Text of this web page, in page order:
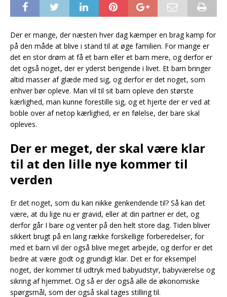
Der er mange, der næsten hver dag kæmper en brag kamp for
på den måde at blive i stand til at øge familien. For mange er
det en stor drøm at få et barn eller et barn mere, og derfor er
det også noget, der er yderst berigende i livet. Et barn bringer
altid masser af glæde med sig, og derfor er det noget, som
enhver bør opleve. Man vil til sit barn opleve den største
kærlighed, man kunne forestille sig, og et hjerte der er ved at
boble over af netop kærlighed, er en følelse, der bare skal
opleves.
Der er meget, der skal være klar
til at den lille nye kommer til
verden
Er det noget, som du kan nikke genkendende til? Så kan det
være, at du lige nu er gravid, eller at din partner er det, og
derfor går I bare og venter på den helt store dag. Tiden bliver
sikkert brugt på en lang række forskellige forberedelser, for
med et barn vil der også blive meget arbejde, og derfor er det
bedre at være godt og grundigt klar. Det er for eksempel
noget, der kommer til udtryk med babyudstyr, babyværelse og
sikring af hjemmet. Og så er der også alle de økonomiske
spørgsmål, som der også skal tages stilling til.